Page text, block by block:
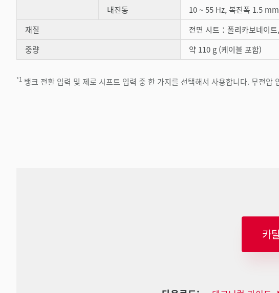
내진동
10 ~ 55 Hz, 복진폭 1.5
재질
전면 시트：폴리카보네이
중량
약 110 g (케이블 포함)
*1 뱅크 전환 입력 및 제로 시프트 입력 중 한 가지를 선택해서 사용합니다. 무전
카